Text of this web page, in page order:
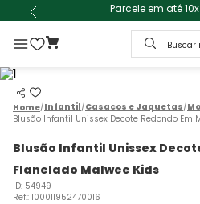
Parcele em até
Buscar no
Infantil Casacos e Jaquetas
Blusão Infantil Unissex Decote Redondo Em
Blusão Infantil Unissex
Flanelado Malwee Kids
ID: 54949
Ref.: 100011952470016